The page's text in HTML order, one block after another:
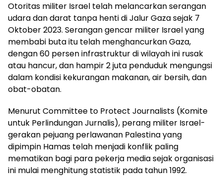
Otoritas militer Israel telah melancarkan serangan
udara dan darat tanpa henti di Jalur Gaza sejak 7
Oktober 2023. Serangan gencar militer Israel yang
membabi buta itu telah menghancurkan Gaza,
dengan 60 persen infrastruktur di wilayah ini rusak
atau hancur, dan hampir 2 juta penduduk mengungsi
dalam kondisi kekurangan makanan, air bersih, dan
obat-obatan.
Menurut Committee to Protect Journalists (Komite
untuk Perlindungan Jurnalis), perang militer Israel-
gerakan pejuang perlawanan Palestina yang
dipimpin Hamas telah menjadi konflik paling
mematikan bagi para pekerja media sejak organisasi
ini mulai menghitung statistik pada tahun 1992.